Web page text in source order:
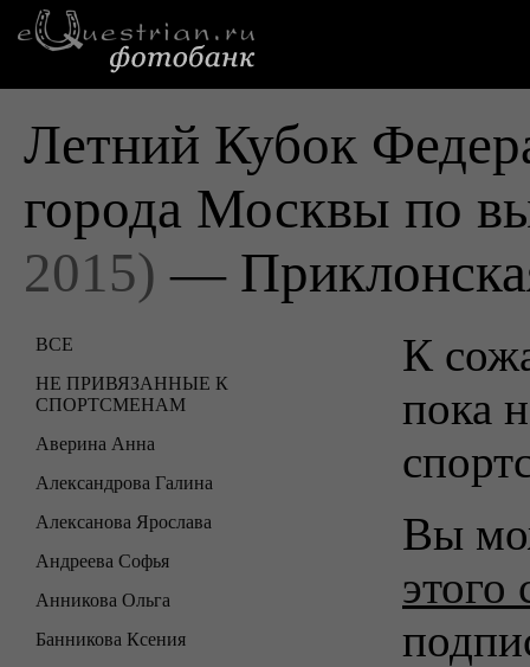
Летний Кубок
города Москвы по
2015) —
ВСЕ
НЕ ПРИВЯЗАННЫЕ К
СПОРТСМЕНАМ
Аверина Анна
Александрова Галина
Алексанова Ярослава
Андреева Софья
Анникова Ольга
Банникова Ксения
К
пока
Вы
этого